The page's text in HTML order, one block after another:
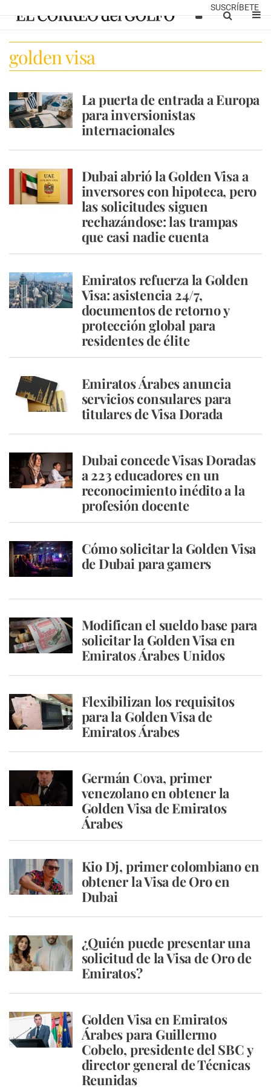
SUSCRÍBETE
golden visa
La puerta de entrada a Europa
para inversionistas
internacionales
Dubai abrió la Golden Visa a
inversores con hipoteca, pero
las solicitudes siguen
rechazándose: las trampas
que casi nadie cuenta
Emiratos refuerza la Golden
Visa: asistencia 24/7,
documentos de retorno y
protección global para
residentes de élite
Emiratos Árabes anuncia
servicios consulares para
titulares de Visa Dorada
Dubai concede Visas Doradas
a 223 educadores en un
reconocimiento inédito a la
profesión docente
Cómo solicitar la Golden Visa
de Dubai para gamers
Modifican el sueldo base para
solicitar la Golden Visa en
Emiratos Árabes Unidos
Flexibilizan los requisitos
para la Golden Visa de
Emiratos Árabes
Germán Cova, primer
venezolano en obtener la
Golden Visa de Emiratos
Árabes
Kio Dj, primer colombiano en
obtener la Visa de Oro en
Dubai
¿Quién puede presentar una
solicitud de la Visa de Oro de
Emiratos?
Golden Visa en Emiratos
Árabes para Guillermo
Cobelo, presidente del SBC y
director general de Técnicas
Reunidas